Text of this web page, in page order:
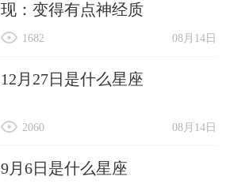
现：变得有点神经质
08月14日
1682
12月27日是什么星座
08月14日
2060
9月6日是什么星座